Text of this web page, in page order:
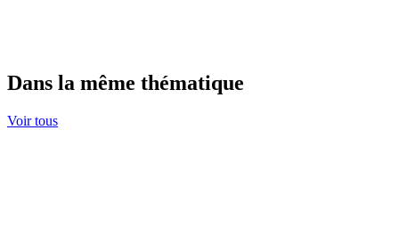
Dans la même thématique
Voir tous